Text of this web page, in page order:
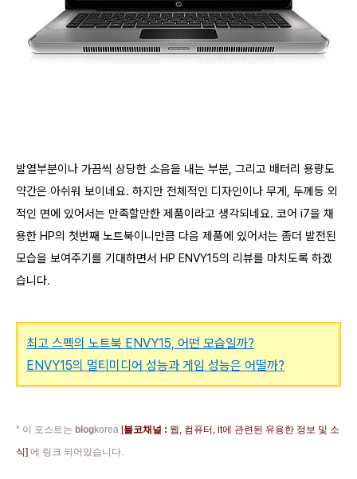
발열부분이나 가끔씩 상당한 소음을 내는 부분, 그리고 배터리 용량도
약간은 아쉬워 보이네요. 하지만 전체적인 디자인이나 무게, 두께등 외
적인 면에 있어서는 만족할만한 제품이라고 생각되네요. 코어 i7을 채
용한 HP의 첫번째 노트북이니만큼 다음 제품에 있어서는 좀더 발전된
모습을 보여주기를 기대하면서 HP ENVY15의 리뷰를 마치도록 하겠
습니다.
최고 스펙의 노트북 ENVY15, 어떤 모습일까?
ENVY15의 멀티미디어 성능과 게임 성능은 어떨까?
* 이 포스트는 blogkorea [블코채널 : 웹, 컴퓨터, it에 관련된 유용한 정보 및 소
식] 에 링크 되어있습니다.